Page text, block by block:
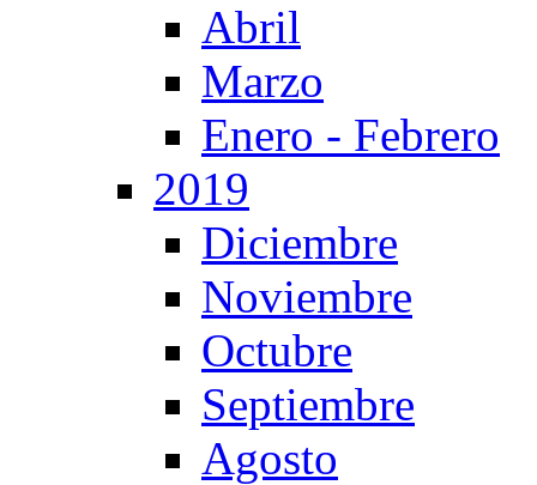
Abril
Marzo
Enero - Febrero
2019
Diciembre
Noviembre
Octubre
Septiembre
Agosto